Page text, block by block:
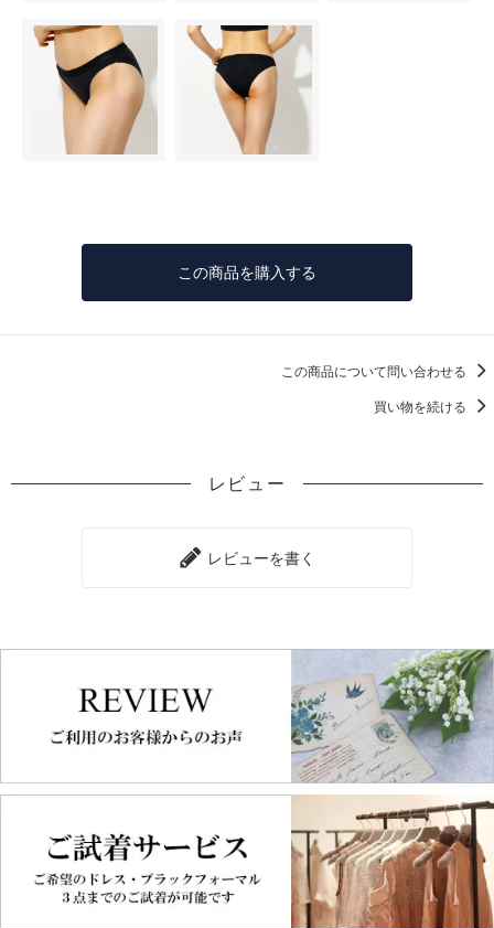
この商品を購入する
この商品について問い合わせる
買い物を続ける
レビュー
レビューを書く